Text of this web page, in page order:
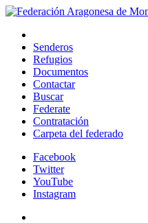
Senderos
Refugios
Documentos
Contactar
Buscar
Federate
Contratación
Carpeta del federado
Facebook
Twitter
YouTube
Instagram